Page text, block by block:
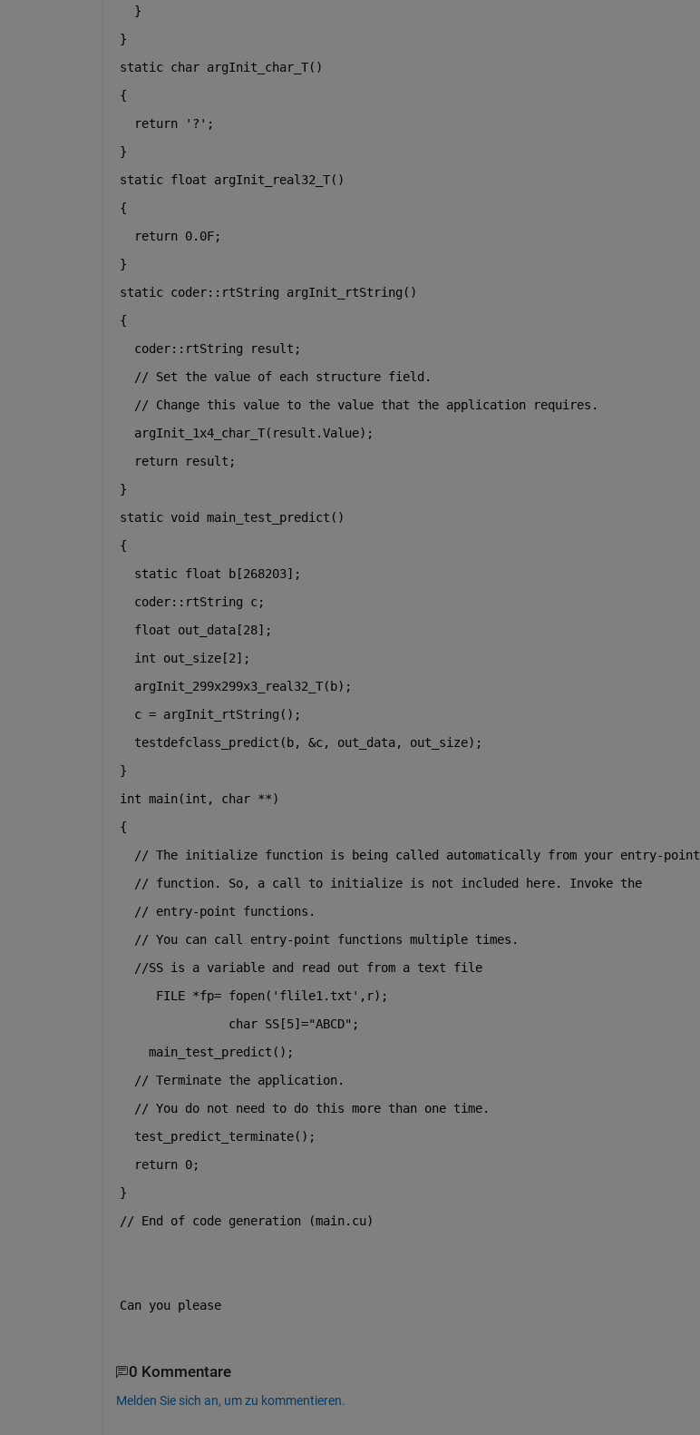
  }
}
static char argInit_char_T()
{
return
'?' ;
}
static float argInit_real32_T()
{
return 0.0F;
}
static coder::rtString argInit_rtString()
{
  coder::rtString result;
// Set the value of each structure field.
// Change this value to the value that the application requires.
  argInit_1x4_char_T(result.Value);
return result;
}
static void main_test_predict()
{
static float b[268203];
  coder::rtString c;
float out_data[28];
int out_size[2];
  argInit_299x299x3_real32_T(b);
  c = argInit_rtString();
  testdefclass_predict(b, &c, out_data, out_size);
}
int main(int , char **)
{
// The initialize function is being called automatically from your entry-point
// function. So, a call to initialize is not included here. Invoke the
// entry-point functions.
// You can call entry-point functions multiple times.
  //SS is a variable and read out from a text file
     FILE *fp= fopen('flile1.txt',r);
               char SS[5]="ABCD";
    main_test_predict();
// Terminate the application.
// You do not need to do this more than one time.
  test_predict_terminate();
return 0;
}
// End of code generation (main.cu)
Can you please
0 Kommentare
Melden Sie sich an, um zu kommentieren.